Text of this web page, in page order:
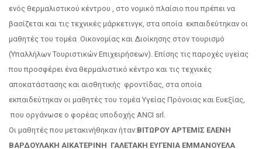
ενός θερμαλιστικού κέντρου , στο νομικό πλαίσιο που πρέπει να
βασίζεται και τις τεχνικές μάρκετινγκ, στα οποία εκπαιδεύτηκαν οι
μαθητές του τομέα Οικονομίας και Διοίκησης στον τουρισμό
(Υπαλλήλων Τουριστικών Επιχειρήσεων). Επίσης τις παροχές υγείας
που προσφέρει ένα θερμαλιστικό κέντρο και τις τεχνικές
αποκατάστασης και αισθητικής φροντίδας, στα οποία
εκπαιδεύτηκαν οι μαθητές του τομέα Υγείας Πρόνοιας και Ευεξίας,
που οργάνωσε ο φορέας υποδοχής ANCI srl.
Οι μαθητές που μετακινήθηκαν ήταν:ΒΙΤΩΡΟΥ ΑΡΤΕΜΙΣ ΕΛΕΝΗ
ΒΑΡΔΟΥΛΑΚΗ ΑΙΚΑΤΕΡΙΝΗ ΓΑΛΕΤΑΚΗ ΕΥΓΕΝΙΑ ΕΜΜΑΝΟΥΕΛΑ